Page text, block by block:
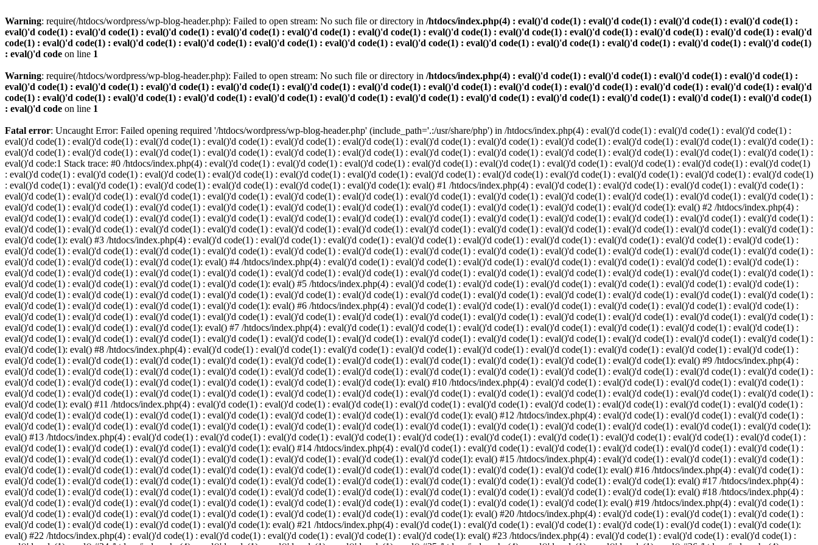
Warning: require(/htdocs/wordpress/wp-blog-header.php): Failed to open stream: No such file or directory in /htdocs/index.php(4) : eval()'d code(1) : eval()'d code(1) : eval()'d code(1) : eval()'d code(1) :
eval()'d code(1) : eval()'d code(1) : eval()'d code(1) : eval()'d code(1) : eval()'d code(1) : eval()'d code(1) : eval()'d code(1) : eval()'d code(1) : eval()'d code(1) : eval()'d code(1) : eval()'d code(1) : eval()'d
code(1) : eval()'d code(1) : eval()'d code(1) : eval()'d code(1) : eval()'d code(1) : eval()'d code(1) : eval()'d code(1) : eval()'d code(1) : eval()'d code(1) : eval()'d code(1) : eval()'d code(1) : eval()'d code(1)
: eval()'d code on line 1
Warning: require(/htdocs/wordpress/wp-blog-header.php): Failed to open stream: No such file or directory in /htdocs/index.php(4) : eval()'d code(1) : eval()'d code(1) : eval()'d code(1) : eval()'d code(1) :
eval()'d code(1) : eval()'d code(1) : eval()'d code(1) : eval()'d code(1) : eval()'d code(1) : eval()'d code(1) : eval()'d code(1) : eval()'d code(1) : eval()'d code(1) : eval()'d code(1) : eval()'d code(1) : eval()'d
code(1) : eval()'d code(1) : eval()'d code(1) : eval()'d code(1) : eval()'d code(1) : eval()'d code(1) : eval()'d code(1) : eval()'d code(1) : eval()'d code(1) : eval()'d code(1) : eval()'d code(1) : eval()'d code(1)
: eval()'d code on line 1
Fatal error: Uncaught Error: Failed opening required '/htdocs/wordpress/wp-blog-header.php' (include_path='.:/usr/share/php') in /htdocs/index.php(4) : eval()'d code(1) : eval()'d code(1) : eval()'d code(1) :
eval()'d code(1) : eval()'d code(1) : eval()'d code(1) : eval()'d code(1) : eval()'d code(1) : eval()'d code(1) : eval()'d code(1) : eval()'d code(1) : eval()'d code(1) : eval()'d code(1) : eval()'d code(1) : eval()'d code(1) :
eval()'d code(1) : eval()'d code(1) : eval()'d code(1) : eval()'d code(1) : eval()'d code(1) : eval()'d code(1) : eval()'d code(1) : eval()'d code(1) : eval()'d code(1) : eval()'d code(1) : eval()'d code(1) : eval()'d code(1) :
eval()'d code:1 Stack trace: #0 /htdocs/index.php(4) : eval()'d code(1) : eval()'d code(1) : eval()'d code(1) : eval()'d code(1) : eval()'d code(1) : eval()'d code(1) : eval()'d code(1) : eval()'d code(1) : eval()'d code(1)
: eval()'d code(1) : eval()'d code(1) : eval()'d code(1) : eval()'d code(1) : eval()'d code(1) : eval()'d code(1) : eval()'d code(1) : eval()'d code(1) : eval()'d code(1) : eval()'d code(1) : eval()'d code(1) : eval()'d code(1)
: eval()'d code(1) : eval()'d code(1) : eval()'d code(1) : eval()'d code(1) : eval()'d code(1) : eval()'d code(1): eval() #1 /htdocs/index.php(4) : eval()'d code(1) : eval()'d code(1) : eval()'d code(1) : eval()'d code(1) :
eval()'d code(1) : eval()'d code(1) : eval()'d code(1) : eval()'d code(1) : eval()'d code(1) : eval()'d code(1) : eval()'d code(1) : eval()'d code(1) : eval()'d code(1) : eval()'d code(1) : eval()'d code(1) : eval()'d code(1) :
eval()'d code(1) : eval()'d code(1) : eval()'d code(1) : eval()'d code(1) : eval()'d code(1) : eval()'d code(1) : eval()'d code(1) : eval()'d code(1) : eval()'d code(1) : eval()'d code(1): eval() #2 /htdocs/index.php(4) :
eval()'d code(1) : eval()'d code(1) : eval()'d code(1) : eval()'d code(1) : eval()'d code(1) : eval()'d code(1) : eval()'d code(1) : eval()'d code(1) : eval()'d code(1) : eval()'d code(1) : eval()'d code(1) : eval()'d code(1) :
eval()'d code(1) : eval()'d code(1) : eval()'d code(1) : eval()'d code(1) : eval()'d code(1) : eval()'d code(1) : eval()'d code(1) : eval()'d code(1) : eval()'d code(1) : eval()'d code(1) : eval()'d code(1) : eval()'d code(1) :
eval()'d code(1): eval() #3 /htdocs/index.php(4) : eval()'d code(1) : eval()'d code(1) : eval()'d code(1) : eval()'d code(1) : eval()'d code(1) : eval()'d code(1) : eval()'d code(1) : eval()'d code(1) : eval()'d code(1) :
eval()'d code(1) : eval()'d code(1) : eval()'d code(1) : eval()'d code(1) : eval()'d code(1) : eval()'d code(1) : eval()'d code(1) : eval()'d code(1) : eval()'d code(1) : eval()'d code(1) : eval()'d code(1) : eval()'d code(1) :
eval()'d code(1) : eval()'d code(1) : eval()'d code(1): eval() #4 /htdocs/index.php(4) : eval()'d code(1) : eval()'d code(1) : eval()'d code(1) : eval()'d code(1) : eval()'d code(1) : eval()'d code(1) : eval()'d code(1) :
eval()'d code(1) : eval()'d code(1) : eval()'d code(1) : eval()'d code(1) : eval()'d code(1) : eval()'d code(1) : eval()'d code(1) : eval()'d code(1) : eval()'d code(1) : eval()'d code(1) : eval()'d code(1) : eval()'d code(1) :
eval()'d code(1) : eval()'d code(1) : eval()'d code(1) : eval()'d code(1): eval() #5 /htdocs/index.php(4) : eval()'d code(1) : eval()'d code(1) : eval()'d code(1) : eval()'d code(1) : eval()'d code(1) : eval()'d code(1) :
eval()'d code(1) : eval()'d code(1) : eval()'d code(1) : eval()'d code(1) : eval()'d code(1) : eval()'d code(1) : eval()'d code(1) : eval()'d code(1) : eval()'d code(1) : eval()'d code(1) : eval()'d code(1) : eval()'d code(1) :
eval()'d code(1) : eval()'d code(1) : eval()'d code(1) : eval()'d code(1): eval() #6 /htdocs/index.php(4) : eval()'d code(1) : eval()'d code(1) : eval()'d code(1) : eval()'d code(1) : eval()'d code(1) : eval()'d code(1) :
eval()'d code(1) : eval()'d code(1) : eval()'d code(1) : eval()'d code(1) : eval()'d code(1) : eval()'d code(1) : eval()'d code(1) : eval()'d code(1) : eval()'d code(1) : eval()'d code(1) : eval()'d code(1) : eval()'d code(1) :
eval()'d code(1) : eval()'d code(1) : eval()'d code(1): eval() #7 /htdocs/index.php(4) : eval()'d code(1) : eval()'d code(1) : eval()'d code(1) : eval()'d code(1) : eval()'d code(1) : eval()'d code(1) : eval()'d code(1) :
eval()'d code(1) : eval()'d code(1) : eval()'d code(1) : eval()'d code(1) : eval()'d code(1) : eval()'d code(1) : eval()'d code(1) : eval()'d code(1) : eval()'d code(1) : eval()'d code(1) : eval()'d code(1) : eval()'d code(1) :
eval()'d code(1): eval() #8 /htdocs/index.php(4) : eval()'d code(1) : eval()'d code(1) : eval()'d code(1) : eval()'d code(1) : eval()'d code(1) : eval()'d code(1) : eval()'d code(1) : eval()'d code(1) : eval()'d code(1) :
eval()'d code(1) : eval()'d code(1) : eval()'d code(1) : eval()'d code(1) : eval()'d code(1) : eval()'d code(1) : eval()'d code(1) : eval()'d code(1) : eval()'d code(1) : eval()'d code(1): eval() #9 /htdocs/index.php(4) :
eval()'d code(1) : eval()'d code(1) : eval()'d code(1) : eval()'d code(1) : eval()'d code(1) : eval()'d code(1) : eval()'d code(1) : eval()'d code(1) : eval()'d code(1) : eval()'d code(1) : eval()'d code(1) : eval()'d code(1) :
eval()'d code(1) : eval()'d code(1) : eval()'d code(1) : eval()'d code(1) : eval()'d code(1) : eval()'d code(1): eval() #10 /htdocs/index.php(4) : eval()'d code(1) : eval()'d code(1) : eval()'d code(1) : eval()'d code(1) :
eval()'d code(1) : eval()'d code(1) : eval()'d code(1) : eval()'d code(1) : eval()'d code(1) : eval()'d code(1) : eval()'d code(1) : eval()'d code(1) : eval()'d code(1) : eval()'d code(1) : eval()'d code(1) : eval()'d code(1) :
eval()'d code(1): eval() #11 /htdocs/index.php(4) : eval()'d code(1) : eval()'d code(1) : eval()'d code(1) : eval()'d code(1) : eval()'d code(1) : eval()'d code(1) : eval()'d code(1) : eval()'d code(1) : eval()'d code(1) :
eval()'d code(1) : eval()'d code(1) : eval()'d code(1) : eval()'d code(1) : eval()'d code(1) : eval()'d code(1) : eval()'d code(1): eval() #12 /htdocs/index.php(4) : eval()'d code(1) : eval()'d code(1) : eval()'d code(1) :
eval()'d code(1) : eval()'d code(1) : eval()'d code(1) : eval()'d code(1) : eval()'d code(1) : eval()'d code(1) : eval()'d code(1) : eval()'d code(1) : eval()'d code(1) : eval()'d code(1) : eval()'d code(1) : eval()'d code(1):
eval() #13 /htdocs/index.php(4) : eval()'d code(1) : eval()'d code(1) : eval()'d code(1) : eval()'d code(1) : eval()'d code(1) : eval()'d code(1) : eval()'d code(1) : eval()'d code(1) : eval()'d code(1) : eval()'d code(1) :
eval()'d code(1) : eval()'d code(1) : eval()'d code(1) : eval()'d code(1): eval() #14 /htdocs/index.php(4) : eval()'d code(1) : eval()'d code(1) : eval()'d code(1) : eval()'d code(1) : eval()'d code(1) : eval()'d code(1) :
eval()'d code(1) : eval()'d code(1) : eval()'d code(1) : eval()'d code(1) : eval()'d code(1) : eval()'d code(1) : eval()'d code(1): eval() #15 /htdocs/index.php(4) : eval()'d code(1) : eval()'d code(1) : eval()'d code(1) :
eval()'d code(1) : eval()'d code(1) : eval()'d code(1) : eval()'d code(1) : eval()'d code(1) : eval()'d code(1) : eval()'d code(1) : eval()'d code(1) : eval()'d code(1): eval() #16 /htdocs/index.php(4) : eval()'d code(1) :
eval()'d code(1) : eval()'d code(1) : eval()'d code(1) : eval()'d code(1) : eval()'d code(1) : eval()'d code(1) : eval()'d code(1) : eval()'d code(1) : eval()'d code(1) : eval()'d code(1): eval() #17 /htdocs/index.php(4) :
eval()'d code(1) : eval()'d code(1) : eval()'d code(1) : eval()'d code(1) : eval()'d code(1) : eval()'d code(1) : eval()'d code(1) : eval()'d code(1) : eval()'d code(1) : eval()'d code(1): eval() #18 /htdocs/index.php(4) :
eval()'d code(1) : eval()'d code(1) : eval()'d code(1) : eval()'d code(1) : eval()'d code(1) : eval()'d code(1) : eval()'d code(1) : eval()'d code(1) : eval()'d code(1): eval() #19 /htdocs/index.php(4) : eval()'d code(1) :
eval()'d code(1) : eval()'d code(1) : eval()'d code(1) : eval()'d code(1) : eval()'d code(1) : eval()'d code(1) : eval()'d code(1): eval() #20 /htdocs/index.php(4) : eval()'d code(1) : eval()'d code(1) : eval()'d code(1) :
eval()'d code(1) : eval()'d code(1) : eval()'d code(1) : eval()'d code(1): eval() #21 /htdocs/index.php(4) : eval()'d code(1) : eval()'d code(1) : eval()'d code(1) : eval()'d code(1) : eval()'d code(1) : eval()'d code(1):
eval() #22 /htdocs/index.php(4) : eval()'d code(1) : eval()'d code(1) : eval()'d code(1) : eval()'d code(1) : eval()'d code(1): eval() #23 /htdocs/index.php(4) : eval()'d code(1) : eval()'d code(1) : eval()'d code(1) :